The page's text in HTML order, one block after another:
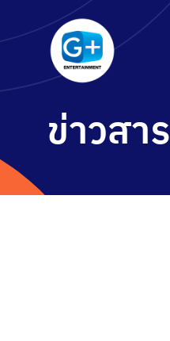
to
content
หน้าหลัก
ข้อมูลองค์กร
บริการ
ข่าวสาร